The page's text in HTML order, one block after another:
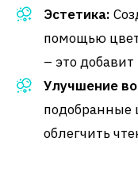
Эстетика:
помощью
– это
Улучшение
подобранные
облегчить